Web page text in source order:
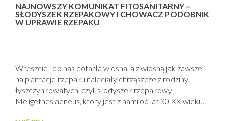
NAJNOWSZY KOMUNIKAT FITOSANITARNY –
SŁODYSZEK RZEPAKOWY I CHOWACZ PODOBNIK
W UPRAWIE RZEPAKU
Wreszcie i do nas dotarła wiosna, a z wiosną jak zawsze
na plantacje rzepaku naleciały chrząszcze z rodziny
łyszczynkowatych, czyli słodyszek rzepakowy
Meligethes aeneus, który jest z nami od lat 30 XX wieku.